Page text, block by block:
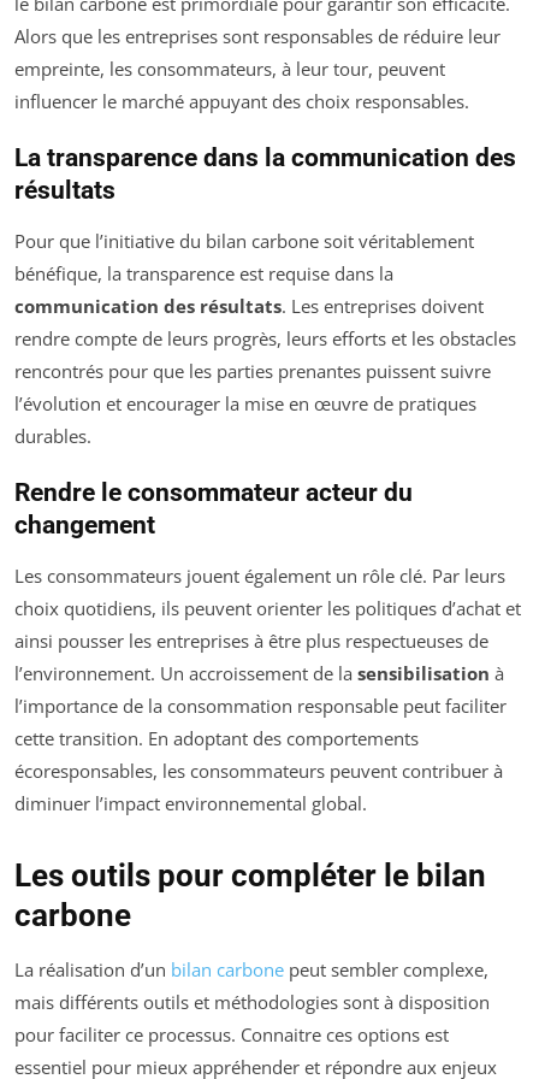
Alors que les entreprises sont responsables de réduire leur
empreinte, les consommateurs, à leur tour, peuvent
influencer le marché appuyant des choix responsables.
La transparence dans la communication des
résultats
Pour que l’initiative du bilan carbone soit véritablement
bénéfique, la transparence est requise dans la
communication des résultats. Les entreprises doivent
rendre compte de leurs progrès, leurs efforts et les obstacles
rencontrés pour que les parties prenantes puissent suivre
l’évolution et encourager la mise en œuvre de pratiques
durables.
Rendre le consommateur acteur du
changement
Les consommateurs jouent également un rôle clé. Par leurs
choix quotidiens, ils peuvent orienter les politiques d’achat et
ainsi pousser les entreprises à être plus respectueuses de
l’environnement. Un accroissement de la sensibilisation à
l’importance de la consommation responsable peut faciliter
cette transition. En adoptant des comportements
écoresponsables, les consommateurs peuvent contribuer à
diminuer l’impact environnemental global.
Les outils pour compléter le bilan
carbone
La réalisation d’un bilan carbone peut sembler complexe,
mais différents outils et méthodologies sont à disposition
pour faciliter ce processus. Connaitre ces options est
essentiel pour mieux appréhender et répondre aux enjeux